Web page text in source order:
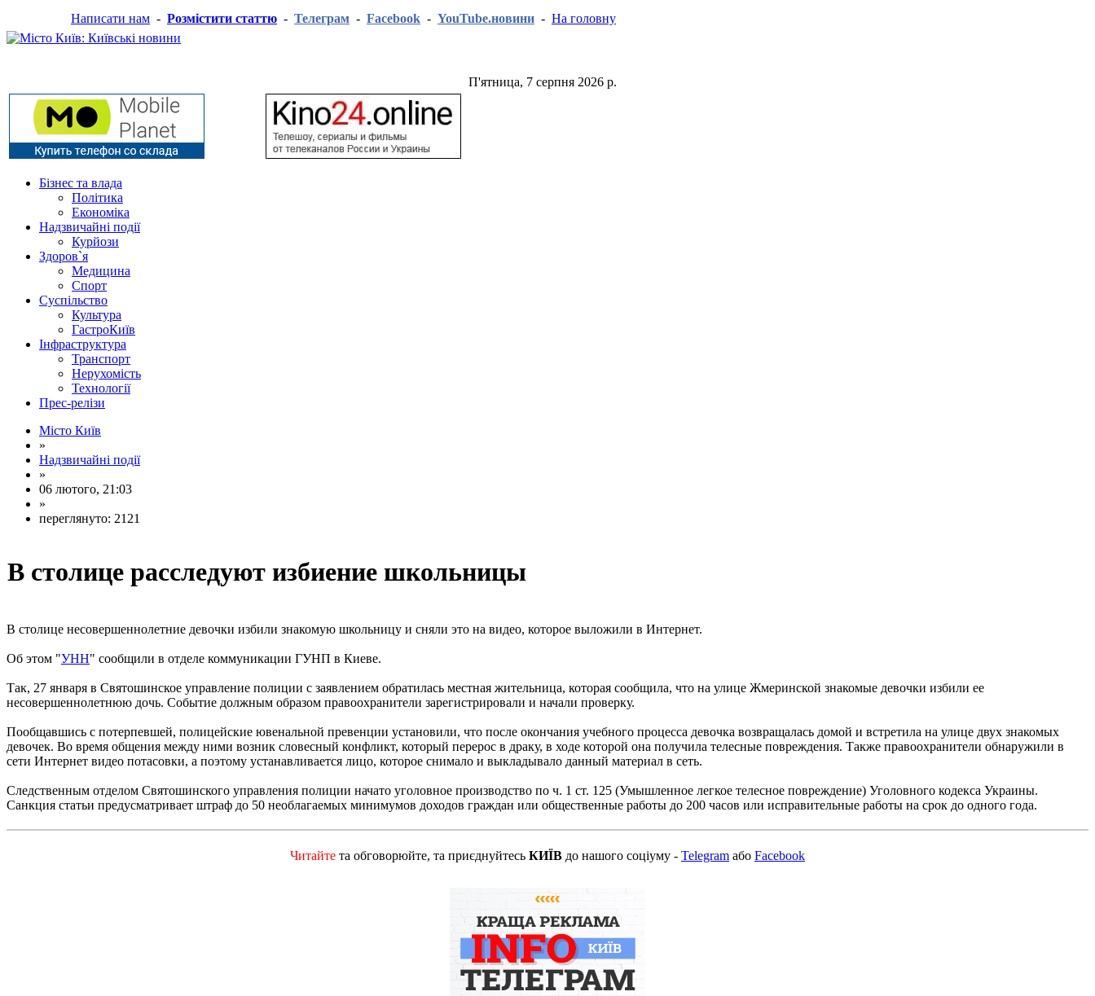
Написати нам - Розмістити статтю - Телеграм - Facebook - YouTube.новини - На головну
П'ятница, 7 серпня 2026 р.
Бізнес та влада
Політика
Економіка
Надзвичайні події
Курйози
Здоров`я
Медицина
Спорт
Суспільство
Культура
ГастроКиїв
Інфраструктура
Транспорт
Нерухомість
Технології
Прес-релізи
Місто Київ
»
Надзвичайні події
»
06 лютого, 21:03
»
переглянуто: 2121
В столице расследуют избиение школьницы
В столице несовершеннолетние девочки избили знакомую школьницу и сняли это на видео, которое выложили в Интернет.
Об этом "УНН" сообщили в отделе коммуникации ГУНП в Киеве.
Так, 27 января в Святошинское управление полиции с заявлением обратилась местная жительница, которая сообщила, что на улице Жмеринской знакомые девочки избили ее
несовершеннолетнюю дочь. Событие должным образом правоохранители зарегистрировали и начали проверку.
Пообщавшись с потерпевшей, полицейские ювенальной превенции установили, что после окончания учебного процесса девочка возвращалась домой и встретила на улице двух знакомых
девочек. Во время общения между ними возник словесный конфликт, который перерос в драку, в ходе которой она получила телесные повреждения. Также правоохранители обнаружили в
сети Интернет видео потасовки, а поэтому устанавливается лицо, которое снимало и выкладывало данный материал в сеть.
Следственным отделом Святошинского управления полиции начато уголовное производство по ч. 1 ст. 125 (Умышленное легкое телесное повреждение) Уголовного кодекса Украины.
Санкция статьи предусматривает штраф до 50 необлагаемых минимумов доходов граждан или общественные работы до 200 часов или исправительные работы на срок до одного года.
Читайте та обговорюйте, та приєднуйтесь КИЇВ до нашого соціуму - Telegram або Facebook